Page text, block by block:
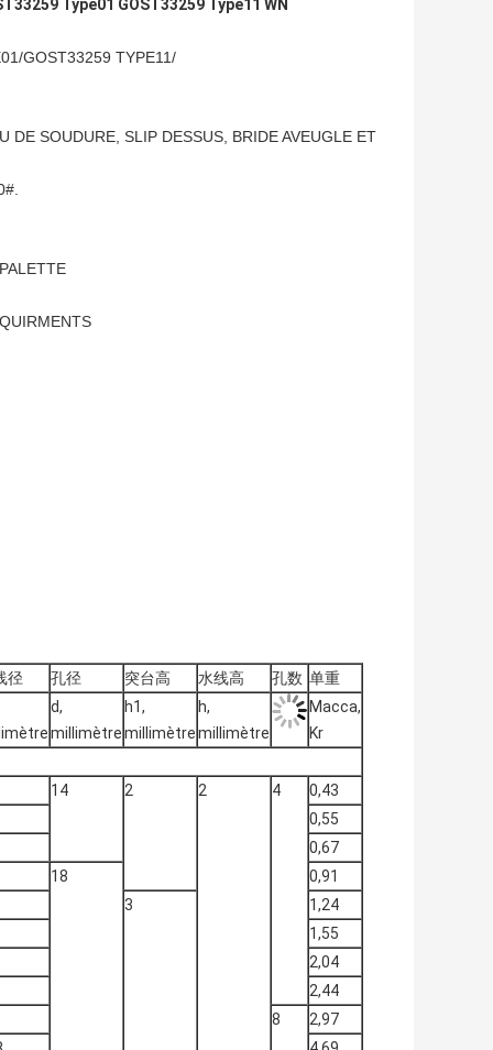
Type01 GOST33259 Type11 WN
GOST33259 TYPE11/
DE SOUDURE, SLIP DESSUS, BRIDE AVEUGLE ET
径 孔径 突台高 水线高 孔数 单重
d,
millimètre
h1,
millimètre
h,
millimètre
Macca,
Kr
14 2 2 4
0,43
0,55
0,67
18
0,91
3
1,24
1,55
2,04
2,44
8
2,97